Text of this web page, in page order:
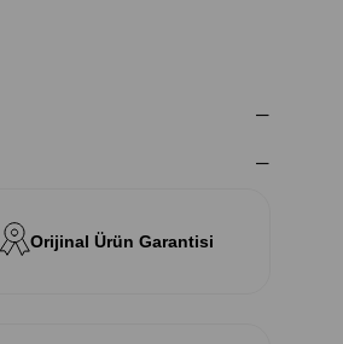
Orijinal Ürün Garantisi